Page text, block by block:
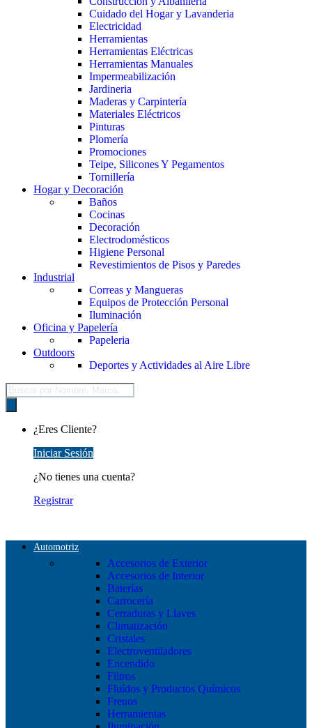
Cuidado del Hogar y Lavanderia
Electricidad
Herramientas
Herramientas Eléctricas
Herramientas Manuales
Impermeabilización
Jardineria
Maderas y Carpintería
Materiales Eléctricos
Pinturas
Plomería
Promociones
Teipe, Silicones Y Pegamentos
Tornillería
Hogar y Decoración
Baños
Cocinas
Decoración
Electrodomésticos
Higiene Personal
Revestimientos de Pisos y Paredes
Industrial
Correas y Mangueras
Equipos de Protección Personal
Iluminación
Oficina y Papelería
Papeleria
Outdoors
Deportes y Actividades al Aire Libre
Búsqueda
de
productos
¿Eres Cliente?
Iniciar Sesión
¿No tienes una cuenta?
Registrar
Automotriz
Accesorios de Exterior
Accesorios de Interior
Baterías
Carrocería
Cerraduras y Llaves
Climatización
Cristales
Electroventiladores
Encendido
Filtros
Fluídos y Productos Químicos
Frenos
Herramientas